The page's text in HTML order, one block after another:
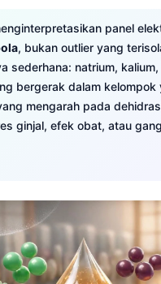
panel
, bukan outlier yang
sederhana: natrium,
bergerak dalam kelompok
mengarah pada
ginjal, efek obat, atau